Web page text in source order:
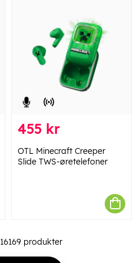
455 kr
OTL Minecraft Creeper
Slide TWS-øretelefoner
16169produkter